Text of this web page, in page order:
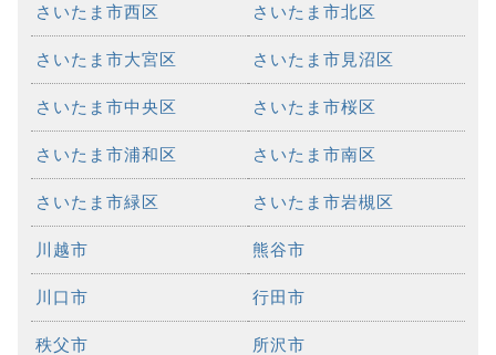
さいたま市西区 さいたま市北区
さいたま市大宮区 さいたま市見沼区
さいたま市中央区 さいたま市桜区
さいたま市浦和区 さいたま市南区
さいたま市緑区 さいたま市岩槻区
川越市 熊谷市
川口市 行田市
秩父市 所沢市